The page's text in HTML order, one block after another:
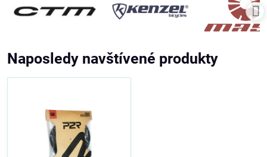
Naposledy navštívené produkty